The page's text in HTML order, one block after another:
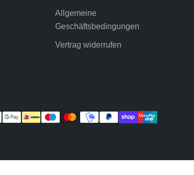
Allgemeine
Geschäftsbedingungen
Vertrag widerrufen